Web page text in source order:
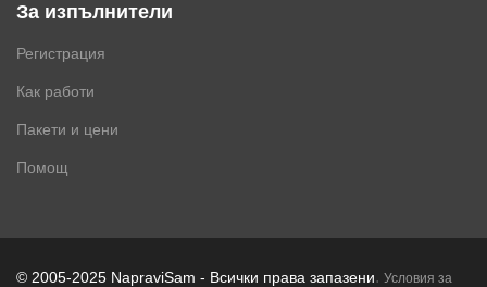
За изпълнители
Регистрация
Как работи
Пакети и цени
Помощ
© 2005-2025 NapraviSam - Всички права запазени. Условия за